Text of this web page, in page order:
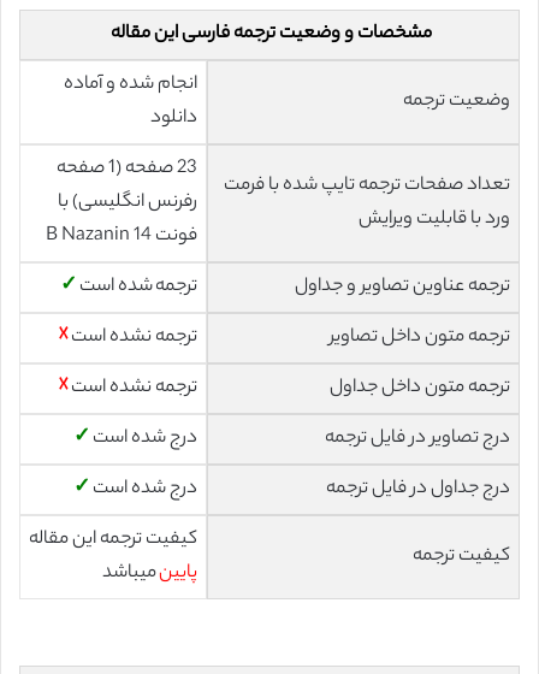
مشخصات و وضعیت ترجمه فارسی این مقاله
وضعیت ترجمه
انجام شده و آماده
دانلود
تعداد صفحات ترجمه تایپ شده با فرمت
ورد با قابلیت ویرایش
23 صفحه (1 صفحه
رفرنس انگلیسی) با
فونت 14 B Nazanin
ترجمه عناوین تصاویر و جداول
ترجمه شده است ✓
ترجمه متون داخل تصاویر
ترجمه نشده است☓
ترجمه متون داخل جداول
ترجمه نشده است☓
درج تصاویر در فایل ترجمه
درج شده است ✓
درج جداول در فایل ترجمه
درج شده است ✓
کیفیت ترجمه
کیفیت ترجمه این مقاله
پایینمیباشد